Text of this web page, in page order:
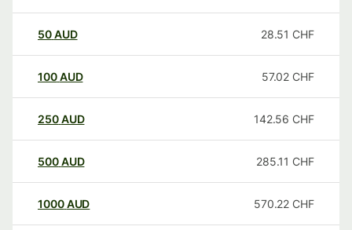
50AUD 28.51 CHF
100AUD 57.02 CHF
250AUD 142.56 CHF
500AUD 285.11 CHF
1000AUD 570.22 CHF